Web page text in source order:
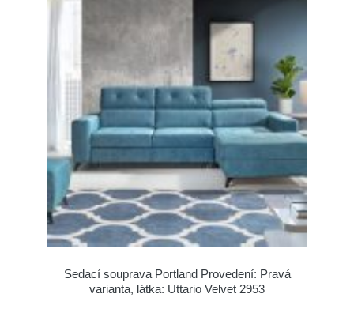
Sedací souprava Portland Provedení: Pravá
varianta, látka: Uttario Velvet 2953